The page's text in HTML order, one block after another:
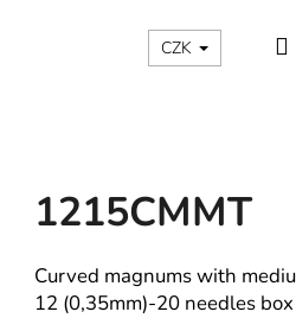
CZK
1215CMMT
Curved magnums with
12 (0,35mm)-20 needles box